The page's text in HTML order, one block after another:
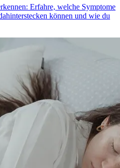
Erfahre, welche Symptome
können und wie du